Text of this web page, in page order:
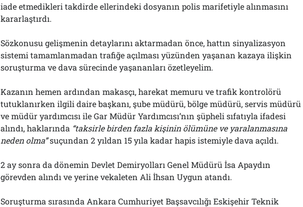
iade etmedikleri takdirde ellerindeki dosyanın polis marifetiyle alınmasını
kararlaştırdı.
Sözkonusu gelişmenin detaylarını aktarmadan önce, hattın sinyalizasyon
sistemi tamamlanmadan trafiğe açılması yüzünden yaşanan kazaya ilişkin
soruşturma ve dava sürecinde yaşananları özetleyelim.
Kazanın hemen ardından makasçı, harekat memuru ve trafik kontrolörü
tutuklanırken ilgili daire başkanı, şube müdürü, bölge müdürü, servis müdürü
ve müdür yardımcısı ile Gar Müdür Yardımcısı’nın şüpheli sıfatıyla ifadesi
alındı, haklarında “taksirle birden fazla kişinin ölümüne ve yaralanmasına
neden olma”suçundan 2 yıldan 15 yıla kadar hapis istemiyle dava açıldı.
2 ay sonra da dönemin Devlet Demiryolları Genel Müdürü İsa Apaydın
görevden alındı ve yerine vekaleten Ali İhsan Uygun atandı.
Soruşturma sırasında Ankara Cumhuriyet Başsavcılığı Eskişehir Teknik